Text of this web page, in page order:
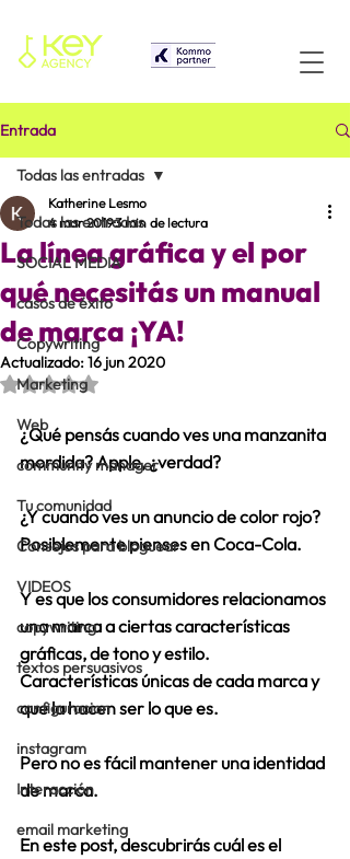
Entrada
Todas las entradas
SOCIAL MEDIA
casos de éxito
Copywriting
Marketing
Web
community manager
Tu comunidad
Consejos para bloguear
VIDEOS
copywriting
textos persuasivos
configuracion
instagram
Interacción
email marketing
Todas las entradas
La línea gráfica y el por
qué necesitás un manual
de marca ¡YA!
Katherine Lesmo
4 mar 20193 min de lectura
Actualizado:16 jun 2020
Obtuvo NaN de 5 estrellas.
¿Qué pensás cuando ves una manzanita
mordida? Apple, ¿verdad?
¿Y cuando ves un anuncio de color rojo?
Posiblemente pienses en Coca-Cola.
Y es que los consumidores relacionamos
una marca a ciertas características
gráficas, de tono y estilo.
Características únicas de cada marca y
que la hacen ser lo que es.
Pero no es fácil mantener una identidad
de marca.
En este post, descubrirás cuál es el